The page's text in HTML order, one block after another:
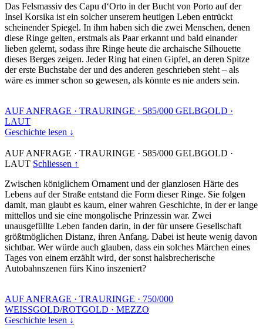
Das Felsmassiv des Capu d‘Orto in der Bucht von Porto auf der
Insel Korsika ist ein solcher unserem heutigen Leben entrückt
scheinender Spiegel. In ihm haben sich die zwei Menschen, denen
diese Ringe gelten, erstmals als Paar erkannt und bald einander
lieben gelernt, sodass ihre Ringe heute die archaische Silhouette
dieses Berges zeigen. Jeder Ring hat einen Gipfel, an deren Spitze
der erste Buchstabe der und des anderen geschrieben steht – als
wäre es immer schon so gewesen, als könnte es nie anders sein.
AUF ANFRAGE · TRAURINGE · 585/000 GELBGOLD ·
LAUT
Geschichte lesen ↓
AUF ANFRAGE · TRAURINGE · 585/000 GELBGOLD ·
LAUT Schliessen ↑
Zwischen königlichem Ornament und der glanzlosen Härte des
Lebens auf der Straße entstand die Form dieser Ringe. Sie folgen
damit, man glaubt es kaum, einer wahren Geschichte, in der er lange
mittellos und sie eine mongolische Prinzessin war. Zwei
unausgefüllte Leben fanden darin, in der für unsere Gesellschaft
größtmöglichen Distanz, ihren Anfang. Dabei ist heute wenig davon
sichtbar. Wer würde auch glauben, dass ein solches Märchen eines
Tages von einem erzählt wird, der sonst halsbrecherische
Autobahnszenen fürs Kino inszeniert?
AUF ANFRAGE · TRAURINGE · 750/000
WEISSGOLD/ROTGOLD · MEZZO
Geschichte lesen ↓